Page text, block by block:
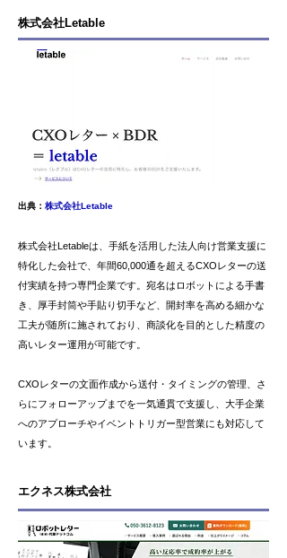
株式会社Letable
出典： 株式会社Letable
株式会社Letableは、手紙を活用した法人向け営業支援に
特化した会社で、年間60,000通を超えるCXOレターの送
付実績を持つ専門企業です。宛名はロボットによる手書
き、厚手封筒や手貼り切手など、開封率を高める細かな
工夫が随所に施されており、商談化を目的とした精度の
高いレター運用が可能です。
CXOレターの文面作成から送付・タイミングの管理、さ
らにフォローアップまでを一気通貫で支援し、大手企業
へのアプローチやイベントトリガー型営業にも対応して
います。
エクネス株式会社